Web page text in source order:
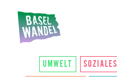
HAUPTNAVIGATION
THEMEN
UMWELT SOZIALES